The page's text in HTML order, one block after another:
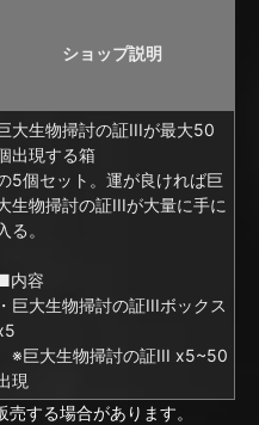
ショップ説明
大生物掃討の証IIIが最大50
出現する箱
5個セット。運が良ければ巨
生物掃討の証IIIが大量に手に
入る。
内容
・巨大生物掃討の証IIIボックス
※巨大生物掃討の証III x5~50
現
する場合があります。